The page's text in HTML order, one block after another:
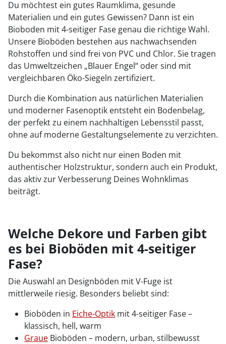
Du möchtest ein gutes Raumklima, gesunde
Materialien und ein gutes Gewissen? Dann ist ein
Bioboden mit 4-seitiger Fase genau die richtige Wahl.
Unsere Bioböden bestehen aus nachwachsenden
Rohstoffen und sind frei von PVC und Chlor. Sie tragen
das Umweltzeichen „Blauer Engel“ oder sind mit
vergleichbaren Öko-Siegeln zertifiziert.
Durch die Kombination aus natürlichen Materialien
und moderner Fasenoptik entsteht ein Bodenbelag,
der perfekt zu einem nachhaltigen Lebensstil passt,
ohne auf moderne Gestaltungselemente zu verzichten.
Du bekommst also nicht nur einen Boden mit
authentischer Holzstruktur, sondern auch ein Produkt,
das aktiv zur Verbesserung Deines Wohnklimas
beiträgt.
Welche Dekore und Farben gibt
es bei Bioböden mit 4-seitiger
Fase?
Die Auswahl an Designböden mit V-Fuge ist
mittlerweile riesig. Besonders beliebt sind:
Bioböden in Eiche-Optik mit 4-seitiger Fase –
klassisch, hell, warm
Graue Bioböden – modern, urban, stilbewusst